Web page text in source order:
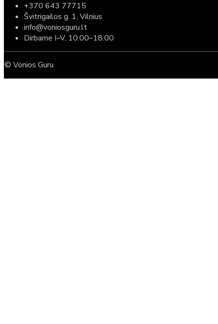
+370 643 77715
Švitrigailos g. 1, Vilnius
info@voniosguru.lt
Dirbame I–V, 10:00–18:00
© Vonios Guru